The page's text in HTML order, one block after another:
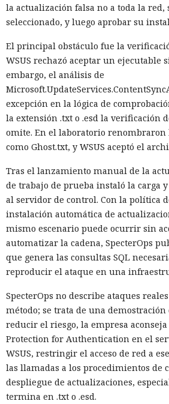
la actualización falsa no a toda la red,
seleccionado, y luego aprobar su
El principal obstáculo fue la
WSUS rechazó aceptar un ejecutable
embargo, el análisis de
excepción en la lógica de
la extensión .txt o .esd la verificación
omite. En el laboratorio renombraron
como Ghost.txt, y WSUS aceptó el
Tras el lanzamiento manual de la
de trabajo de prueba instaló la carga y
al servidor de control. Con la política
instalación automática de
mismo escenario puede ocurrir sin
automatizar la cadena, SpecterOps
que genera las consultas SQL
reproducir el ataque en una
SpecterOps no describe ataques
método; se trata de una demostración
reducir el riesgo, la empresa
Protection for Authentication en el
WSUS, restringir el acceso de red a
las llamadas a los procedimientos de
despliegue de actualizaciones,
termina en .txt o .esd.
12:43 / 07.08.2026
Otra corporación corre el riesgo de
sus predecesoras.
Las sanciones y restricciones contra
tecnológicas chinas por parte de las
ahora un escenario similarse está
inverso. La Administración del
anunció el inicio de una revisión de
estadounidense Palo Alto Networks
territorio del país, citando riesgos
informática crítica y la seguridad
El regulador no nombró productos